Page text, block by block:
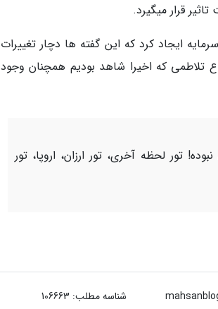
قرار میگیرد.
ایجاد کرد که این گفته ها دچار تغییرات
تلاطمی که اخیرا شاهد بودیم همچنان وجود
تور لحظه آخری، تور ارزان، اروپا، تور
شناسه مطلب: 106663